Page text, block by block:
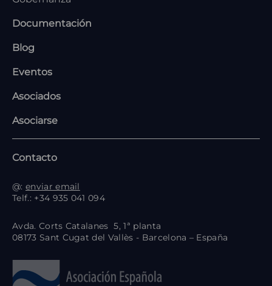
Documentación
Blog
Eventos
Asociados
Asociarse
Contacto
@: enviar email
Telf.: +34 935 041 094
Avda. Corts Catalanes 5, 1ª planta
08173 Sant Cugat del Vallès - Barcelona – España